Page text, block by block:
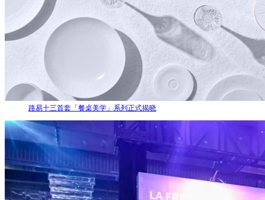
路易十三首套「餐桌美学」系列正式揭晓